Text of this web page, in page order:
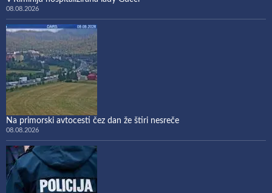
08.08.2026
Na primorski avtocesti čez dan že štiri nesreče
08.08.2026